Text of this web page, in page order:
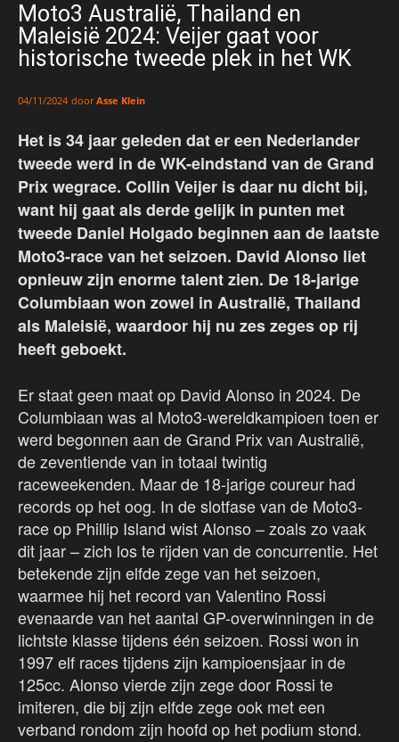
Moto3 Australië, Thailand en
Maleisië 2024: Veijer gaat voor
historische tweede plek in het WK
04/11/2024 door Asse Klein
Het is 34 jaar geleden dat er een Nederlander
tweede werd in de WK-eindstand van de Grand
Prix wegrace. Collin Veijer is daar nu dicht bij,
want hij gaat als derde gelijk in punten met
tweede Daniel Holgado beginnen aan de laatste
Moto3-race van het seizoen. David Alonso liet
opnieuw zijn enorme talent zien. De 18-jarige
Columbiaan won zowel in Australië, Thailand
als Maleisië, waardoor hij nu zes zeges op rij
heeft geboekt.
Er staat geen maat op David Alonso in 2024. De
Columbiaan was al Moto3-wereldkampioen toen er
werd begonnen aan de Grand Prix van Australië,
de zeventiende van in totaal twintig
raceweekenden. Maar de 18-jarige coureur had
records op het oog. In de slotfase van de Moto3-
race op Phillip Island wist Alonso – zoals zo vaak
dit jaar – zich los te rijden van de concurrentie. Het
betekende zijn elfde zege van het seizoen,
waarmee hij het record van Valentino Rossi
evenaarde van het aantal GP-overwinningen in de
lichtste klasse tijdens één seizoen. Rossi won in
1997 elf races tijdens zijn kampioensjaar in de
125cc. Alonso vierde zijn zege door Rossi te
imiteren, die bij zijn elfde zege ook met een
verband rondom zijn hoofd op het podium stond.